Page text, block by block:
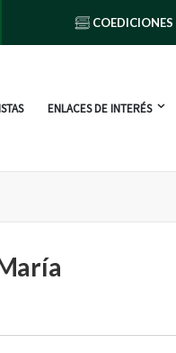
COEDICIONES
ENLACES DE INTERÉS